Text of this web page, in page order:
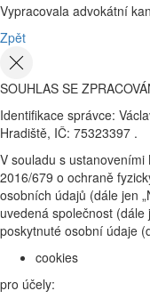
Vypracovala advokátní
Zpět
SOUHLAS SE
Identifikace správce:
Hradiště, IČ: 75323397 .
V souladu s
2016/679 o ochraně
osobních údajů (dále jen
uvedená společnost (dále
poskytnuté osobní údaje
cookies
pro účely: